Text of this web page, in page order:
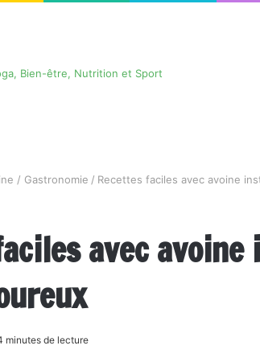
/ Gastronomie / Recettes faciles avec avoine
avec
minutes de lecture